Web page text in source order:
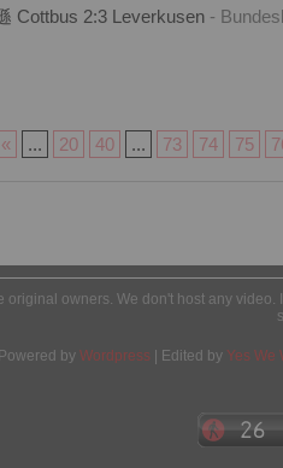
Cottbus 2:3 Leverkusen -
« ... 20 40 ... 73 74 75
original owners. We don't host any
Powered by Wordpress | Edited by Yes We